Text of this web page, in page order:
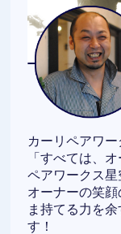
カーリペアワー
「すべては、
ペアワークス星
オーナーの笑
ま持てる力を
す！